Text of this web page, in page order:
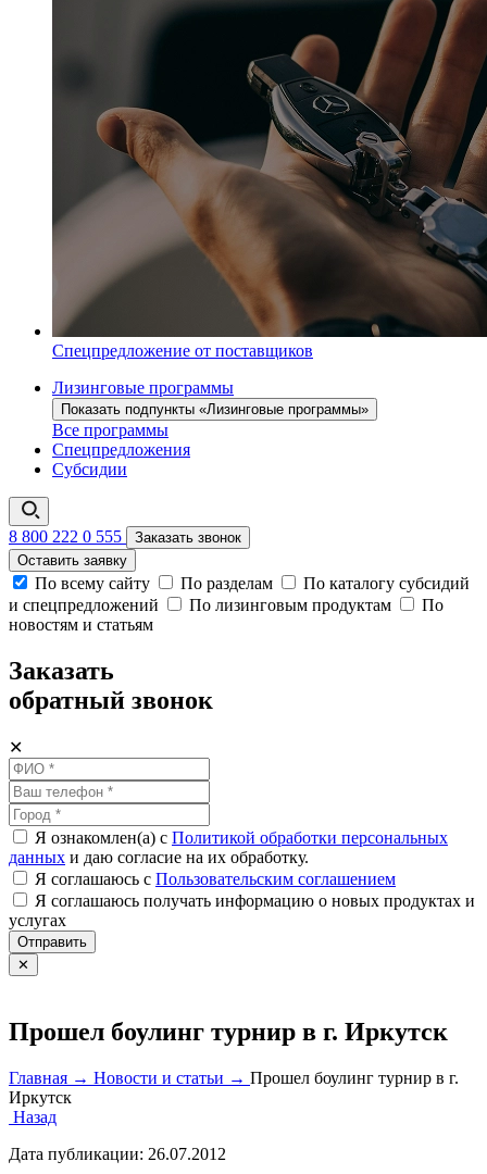
Спецпредложение от поставщиков
Лизинговые программы
Показать подпункты «Лизинговые программы»
Все программы
Спецпредложения
Субсидии
8 800 222 0 555
Заказать звонок
Оставить заявку
По всему сайту По разделам
По каталогу субсидий
и спецпредложений
По лизинговым продуктам
По
новостям и статьям
Заказать
обратный звонок
✕
Я ознакомлен(а) с Политикой обработки персональных
данных и даю согласие на их обработку.
Я соглашаюсь c Пользовательским соглашением
Я соглашаюсь получать информацию о новых продуктах и
услугах
Отправить
✕
Прошел боулинг турнир в г. Иркутск
Главная → Новости и статьи → Прошел боулинг турнир в г.
Иркутск
Назад
Дата публикации: 26.07.2012